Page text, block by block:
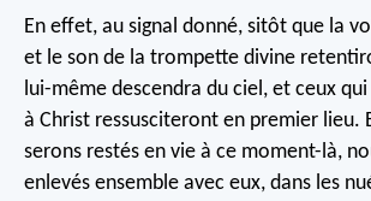
En effet, au signal donné, sitôt que la
et le son de la trompette divine
lui-même descendra du ciel, et ceux
à Christ ressusciteront en premier lieu.
serons restés en vie à ce moment-là,
enlevés ensemble avec eux, dans les